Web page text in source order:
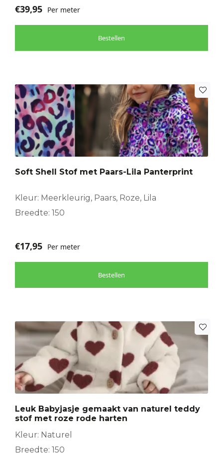
€39,95 Per meter
Bestellen
Soft Shell Stof met Paars-Lila Panterprint
Kleur: Meerkleurig, Paars, Roze, Lila
Breedte: 150
€17,95 Per meter
Bestellen
Leuk Babyjasje gemaakt van naturel teddy
stof met roze rode harten
Kleur: Naturel
Breedte: 150